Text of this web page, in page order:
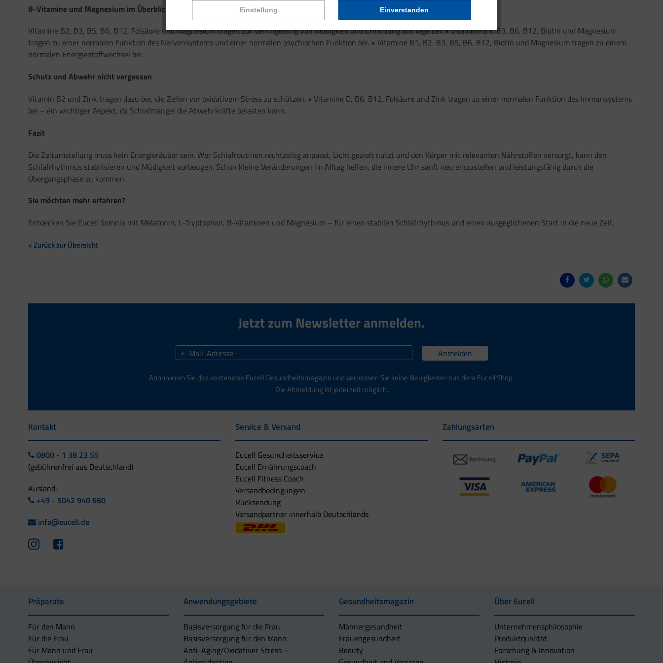
Einstellung Einverstanden
B-Vitamine und Magnesium im Überblick
Vitamine B2, B3, B5, B6, B12, Folsäure und Magnesium tragen zur Verringerung von Müdigkeit und Ermüdung am Tage bei. • Vitamine B1, B3, B6, B12, Biotin und Magnesium
tragen zu einer normalen Funktion des Nervensystems und einer normalen psychischen Funktion bei. • Vitamine B1, B2, B3, B5, B6, B12, Biotin und Magnesium tragen zu einem
normalen Energiestoffwechsel bei.
Schutz und Abwehr nicht vergessen
Vitamin B2 und Zink tragen dazu bei, die Zellen vor oxidativem Stress zu schützen. • Vitamine D, B6, B12, Folsäure und Zink tragen zu einer normalen Funktion des Immunsystems
bei – ein wichtiger Aspekt, da Schlafmangel die Abwehrkräfte belasten kann.
Fazit
Die Zeitumstellung muss kein Energieräuber sein. Wer Schlafroutinen rechtzeitig anpasst, Licht gezielt nutzt und den Körper mit relevanten Nährstoffen versorgt, kann den
Schlafrhythmus stabilisieren und Müdigkeit vorbeugen. Schon kleine Veränderungen im Alltag helfen, die innere Uhr sanft neu einzustellen und leistungsfähig durch die
Übergangsphase zu kommen.
Sie möchten mehr erfahren?
Entdecken Sie Eucell Somnia mit Melatonin, L-Tryptophan, B-Vitaminen und Magnesium – für einen stabilen Schlafrhythmus und einen ausgeglichenen Start in die neue Zeit.
< Zurück zur Übersicht
Jetzt zum Newsletter anmelden.
Anmelden
Abonnieren Sie das kostenlose Eucell Gesundheitsmagazin und verpassen Sie keine Neuigkeiten aus dem Eucell Shop.
Die Abmeldung ist jederzeit möglich.
Kontakt
0800 - 1 38 23 55
(gebührenfrei aus Deutschland)
Ausland:
+49 - 5042 940 660
info@eucell.de
Service & Versand
Eucell Gesundheitsservice
Eucell Ernährungscoach
Eucell Fitness Coach
Versandbedingungen
Rücksendung
Versandpartner innerhalb Deutschlands
Zahlungsarten
Präparate
Für den Mann
Für die Frau
Für Mann und Frau
Anwendungsgebiete
Basisversorgung für die Frau
Basisversorgung für den Mann
Anti-Aging/Oxidativer Stress –
Gesundheitsmagazin
Männergesundheit
Frauengesundheit
Beauty
Über Eucell
Unternehmens­philosophie
Produktqualität
Forschung & Innovation